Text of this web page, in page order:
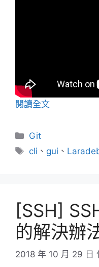
閱讀全文
分
類
Git
標
cli 、 gui 、
[SSH]
的解決辦
2018 年 10 月 29 日